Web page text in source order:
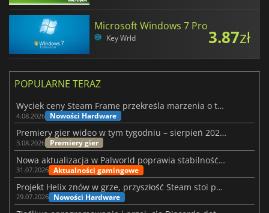
Microsoft Windows 7 Pro
Key Wrld 3.87zł
POPULARNE TERAZ
Wyciek ceny Steam Frame przekreśla marzenia o tanim zestawie VR
4.08.2026 Nowości Hardware
Premiery gier wideo w tym tygodniu – sierpień 2026 r. (32. tydzień)
3.08.2026 Premiery gier
Nowa aktualizacja w Palworld poprawia stabilność Sunreach i walk z bossami
31.07.2026 Aktualności gamingowe
Projekt Helix znów w grze, przyszłość Steam stoi pod znakiem zapytania
29.07.2026 Nowości Hardware